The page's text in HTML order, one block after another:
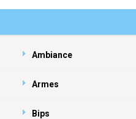
Ambiance
Armes
Bips